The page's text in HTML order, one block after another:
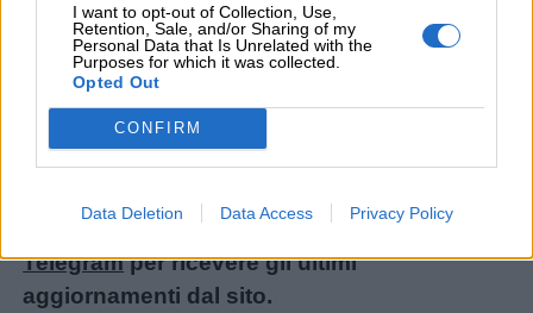
I want to opt-out of Collection, Use,
Retention, Sale, and/or Sharing of my
Personal Data that Is Unrelated with the
Purposes for which it was collected.
Opted Out
CONFIRM
Data Deletion Data Access Privacy Policy
Disegni
colorare
bambini
Non avete trovato il contenuto che stavate
cercando? Chiedetecelo: ogni mese
realizziamo i materiali più richiesti dai lettori!
Ecco il modulo per le nuove richieste:
Chiedi un contenuto.
Newsletter o al
canale
Telegramper ricevere gli ultimi
aggiornamenti dal sito.